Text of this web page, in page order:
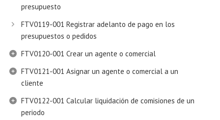
presupuesto
FTV0119-001 Registrar adelanto de pago en los
presupuestos o pedidos
FTV0120-001 Crear un agente o comercial
FTV0121-001 Asignar un agente o comercial a un
cliente
FTV0122-001 Calcular liquidación de comisiones de un
periodo